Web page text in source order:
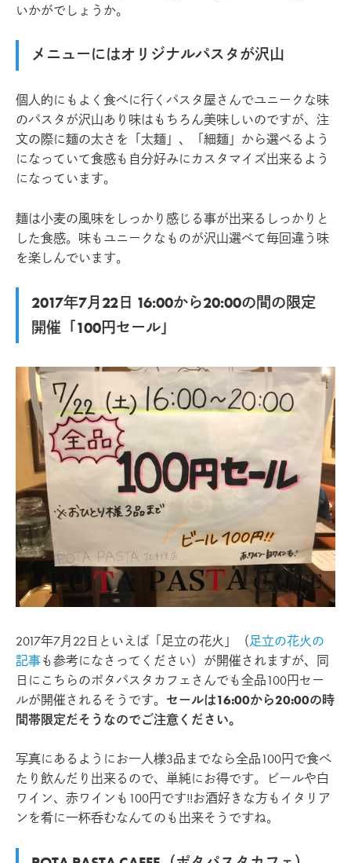
いかがでしょうか。
メニューにはオリジナルパスタが沢山
個人的にもよく食べに行くパスタ屋さんでユニークな味
のパスタが沢山あり味はもちろん美味しいのですが、注
文の際に麺の太さを「太麺」、「細麺」から選べるよう
になっていて食感も自分好みにカスタマイズ出来るよう
になっています。
麺は小麦の風味をしっかり感じる事が出来るしっかりと
した食感。味もユニークなものが沢山選べて毎回違う味
を楽しんでいます。
2017年7月22日 16:00から20:00の間の限定
開催「100円セール」
2017年7月22日といえば「足立の花火」（足立の花火の
記事も参考になさってください）が開催されますが、同
日にこちらのポタパスタカフェさんでも全品100円セー
ルが開催されるそうです。 セールは16:00から20:00の時
間帯限定だそうなのでご注意ください。
写真にあるようにお一人様3品までなら全品100円で食べ
たり飲んだり出来るので、単純にお得です。ビールや白
ワイン、赤ワインも100円です!!お酒好きな方もイタリア
ンを肴に一杯呑むなんてのも出来そうですね。